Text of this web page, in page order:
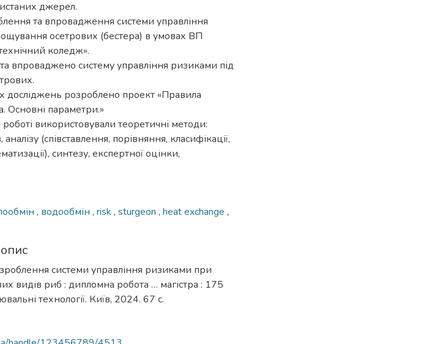
джерел.
та впровадження системи управління
осетрових (бестера) в умовах ВП
коледж».
впроваджено систему управління ризиками під
досліджень розроблено проект «Правила
Основні параметри.»
роботі використовували теоретичні методи:
(співставлення, порівняння, класифікації,
синтезу, експертної оцінки,
, водообмін , risk , sturgeon , heat exchange ,
системи управління ризиками при
видів риб : дипломна робота … магістра : 175
технології. Київ, 2024. 67 с.